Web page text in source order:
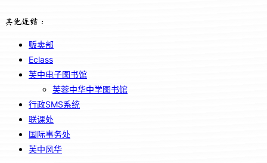
其他连结：
贩卖部
Eclass
芙中电子图书馆
芙蓉中华中学图书馆
行政SMS系统
联课处
国际事务处
芙中风华